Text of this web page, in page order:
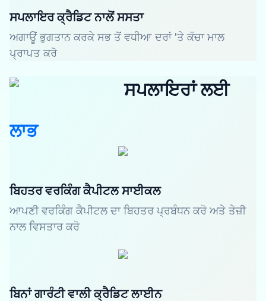
ਸਪਲਾਇਰ ਕ੍ਰੈਡਿਟ ਨਾਲੋਂ ਸਸਤਾ
ਅਗਾਊਂ ਭੁਗਤਾਨ ਕਰਕੇ ਸਭ ਤੋਂ ਵਧੀਆ ਦਰਾਂ 'ਤੇ ਕੱਚਾ ਮਾਲ
ਪ੍ਰਾਪਤ ਕਰੋ
ਸਪਲਾਇਰਾਂ ਲਈ
ਲਾਭ
ਬਿਹਤਰ ਵਰਕਿੰਗ ਕੈਪੀਟਲ ਸਾਈਕਲ
ਆਪਣੀ ਵਰਕਿੰਗ ਕੈਪੀਟਲ ਦਾ ਬਿਹਤਰ ਪ੍ਰਬੰਧਨ ਕਰੋ ਅਤੇ ਤੇਜ਼ੀ
ਨਾਲ ਵਿਸਤਾਰ ਕਰੋ
ਬਿਨਾਂ ਗਾਰੰਟੀ ਵਾਲੀ ਕ੍ਰੈਡਿਟ ਲਾਈਨ